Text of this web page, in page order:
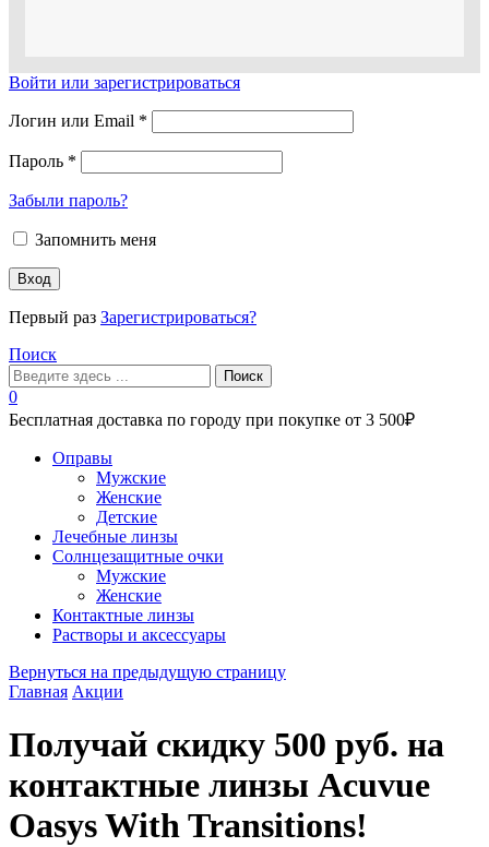
Войти или зарегистрироваться
Логин или Email *
Пароль *
Забыли пароль?
Запомнить меня
Вход
Первый раз Зарегистрироваться?
Поиск
Поиск
0
Бесплатная доставка по городу при покупке от 3 500₽
Оправы
Мужские
Женские
Детские
Лечебные линзы
Солнцезащитные очки
Мужские
Женские
Контактные линзы
Растворы и аксессуары
Вернуться на предыдущую страницу
Главная Акции
Получай скидку 500 руб. на
контактные линзы Acuvue
Oasys With Transitions!